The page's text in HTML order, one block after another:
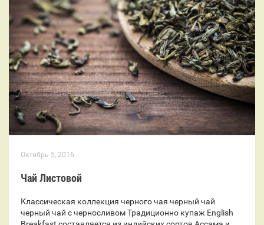
Октябрь 5, 2016
Чай Листовой
Классическая коллекция черного чая черный чай
черный чай с черносливом Традиционно купаж English